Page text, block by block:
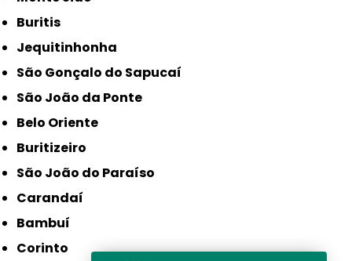
Buritis
Jequitinhonha
São Gonçalo do Sapucaí
São João da Ponte
Belo Oriente
Buritizeiro
São João do Paraíso
Carandaí
Bambuí
Corinto